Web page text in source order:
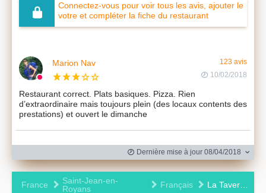
Connectez-vous pour voir tous les avis, ajouter le
votre et compléter la fiche du restaurant
Marion Nav
123 avis
10/02/2018
Restaurant correct. Plats basiques. Pizza. Rien
d’extraordinaire mais toujours plein (des locaux contents des
prestations) et ouvert le dimanche
Dernière mise à jour 08/04/2018
France
Saint-Jean-en-
Royans
Français